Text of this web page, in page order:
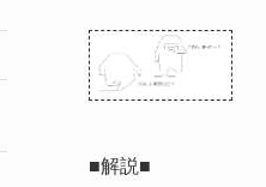
■解説■